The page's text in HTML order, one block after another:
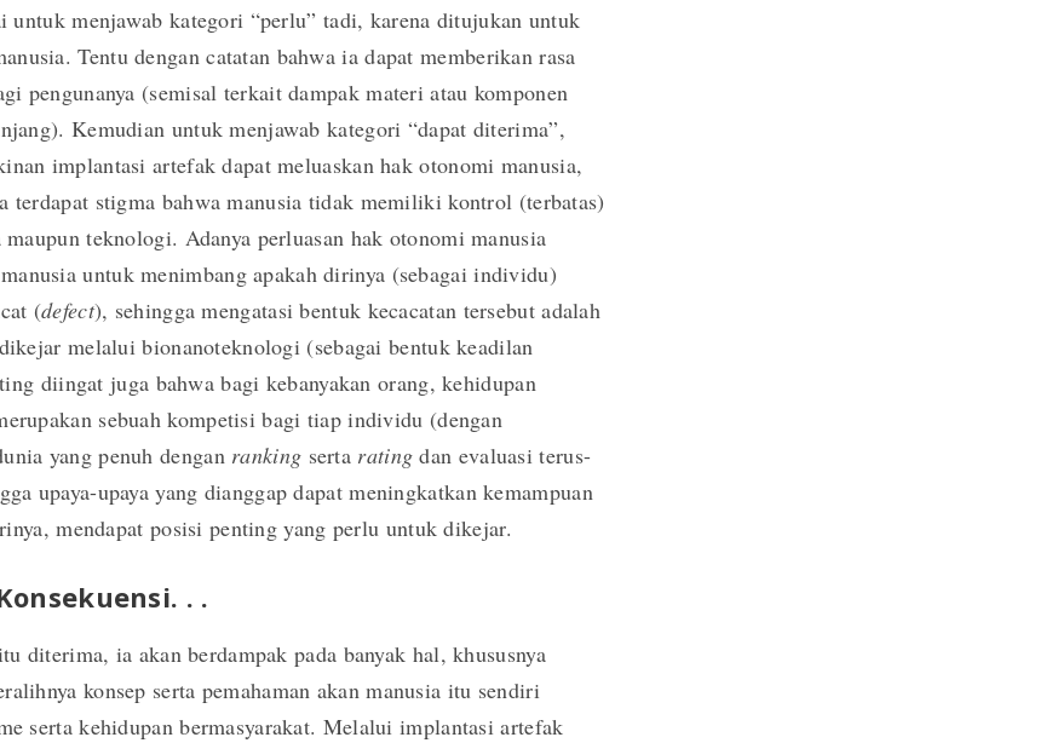
untuk menjawab kategori “perlu” tadi, karena ditujukan untuk
Tentu dengan catatan bahwa ia dapat memberikan rasa
pengunanya (semisal terkait dampak materi atau komponen
Kemudian untuk menjawab kategori “dapat diterima”,
implantasi artefak dapat meluaskan hak otonomi manusia,
terdapat stigma bahwa manusia tidak memiliki kontrol (terbatas)
maupun teknologi. Adanya perluasan hak otonomi manusia
untuk menimbang apakah dirinya (sebagai individu)
(defect), sehingga mengatasi bentuk kecacatan tersebut adalah
melalui bionanoteknologi (sebagai bentuk keadilan
diingat juga bahwa bagi kebanyakan orang, kehidupan
sebuah kompetisi bagi tiap individu (dengan
yang penuh dengan ranking serta rating dan evaluasi terus-
upaya-upaya yang dianggap dapat meningkatkan kemampuan
mendapat posisi penting yang perlu untuk dikejar.
. .
diterima, ia akan berdampak pada banyak hal, khususnya
konsep serta pemahaman akan manusia itu sendiri
serta kehidupan bermasyarakat. Melalui implantasi artefak